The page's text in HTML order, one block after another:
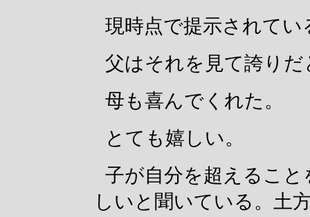
現時点で提示されて
父はそれを見て誇り
母も喜んでくれた。
とても嬉しい。
子が自分を超えるこ
しいと聞いている。土